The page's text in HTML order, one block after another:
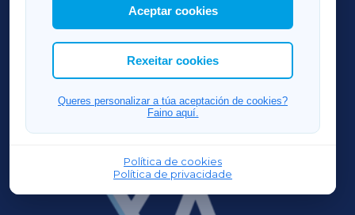
Así mesmo, podes personalizar a elección das
cookies que desexas permitir.
Aceptar cookies
Rexeitar cookies
Queres personalizar a túa aceptación de cookies?
Faino aquí.
Política de cookies
Política de privacidade
RIBEIRASACRAXA
ACORUÑAXA
FERROLXA
OURENSEXA